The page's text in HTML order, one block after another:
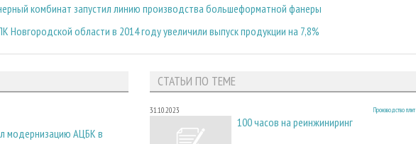
комбинат запустил линию производства большеформатной фанеры
Новгородской области в 2014 году увеличили выпуск продукции на 7,8%
модернизацию АЦБК в
СТАТЬИ ПО ТЕМЕ
31.10.2023 Производство плит
100 часов на реинжиниринг